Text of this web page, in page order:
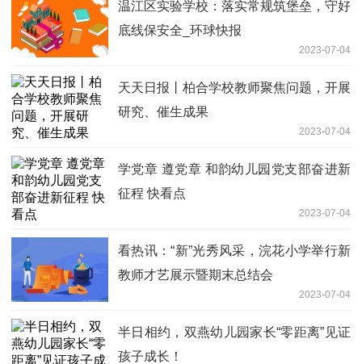
温江区实验学校：落实常规筑堡垒，守好
底线保安全_环球快报
2023-07-04
天天日报丨柏合学校教师聚焦问题，开展
研究、催生成果
2023-07-04
学党章 遵党章 和韵幼儿园党支部奋进新
征程 快看点
2023-07-04
看热讯：“新”光秀风采，浣花小学举行新
教师才艺展示暨期末总结会
2023-07-04
半日相约，双燕幼儿园家长“零距离”见证
孩子成长！